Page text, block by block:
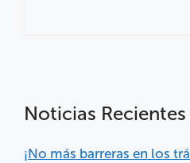
Noticias Recientes
¡No más barreras en los